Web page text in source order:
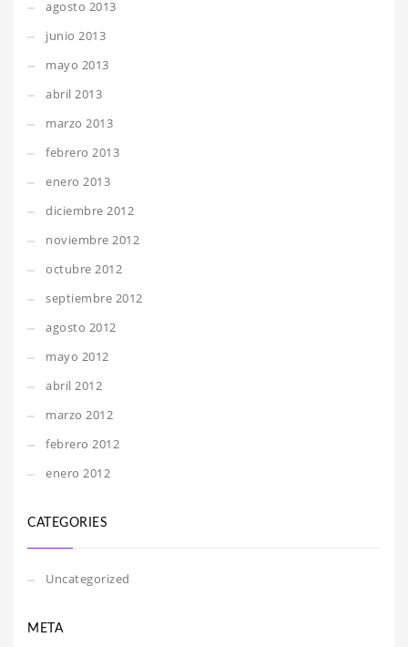
agosto 2013
junio 2013
mayo 2013
abril 2013
marzo 2013
febrero 2013
enero 2013
diciembre 2012
noviembre 2012
octubre 2012
septiembre 2012
agosto 2012
mayo 2012
abril 2012
marzo 2012
febrero 2012
enero 2012
CATEGORIES
Uncategorized
META